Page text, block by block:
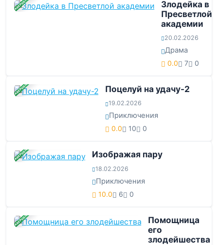
ЗАВЕРШЕНА
Злодейка в
Пресветлой
академии
20.02.2026
Драма
0.0 7 0
ЗАВЕРШЕНА Поцелуй на удачу-2
19.02.2026
Приключения
0.0 10 0
ЗАВЕРШЕНА Изображая пару
18.02.2026
Приключения
10.0 6 0
ЗАВЕРШЕНА
Помощница
его
злодейшества